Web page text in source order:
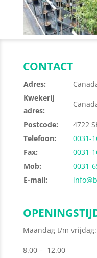
CONTACT
Adres:
Kwekerij
adres:
Postcode:
4722
Telefoon:
0031-
Fax:
0031-
Mob:
0031-
E-mail:
Maandag t/m vrijdag:
8.00 – 12.00